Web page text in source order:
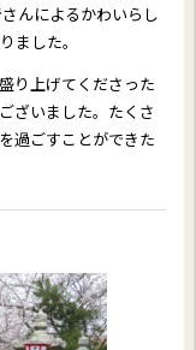
んによるかわいらし
ました。
り上げてくださった
ざいました。たくさ
過ごすことができた